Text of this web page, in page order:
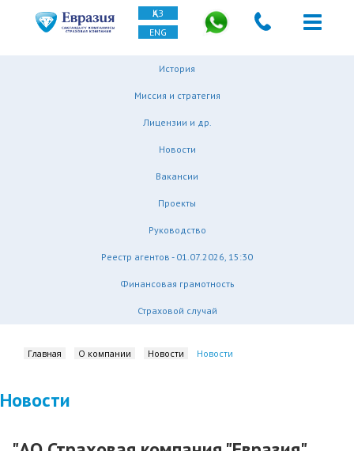
ҚАЗ
ENG
История
Миссия и стратегия
Лицензии и др.
Новости
Вакансии
Проекты
Руководство
Реестр агентов - 01.07.2026, 15:30
Финансовая грамотность
Страховой случай
Главная О компании Новости Новости
Новости